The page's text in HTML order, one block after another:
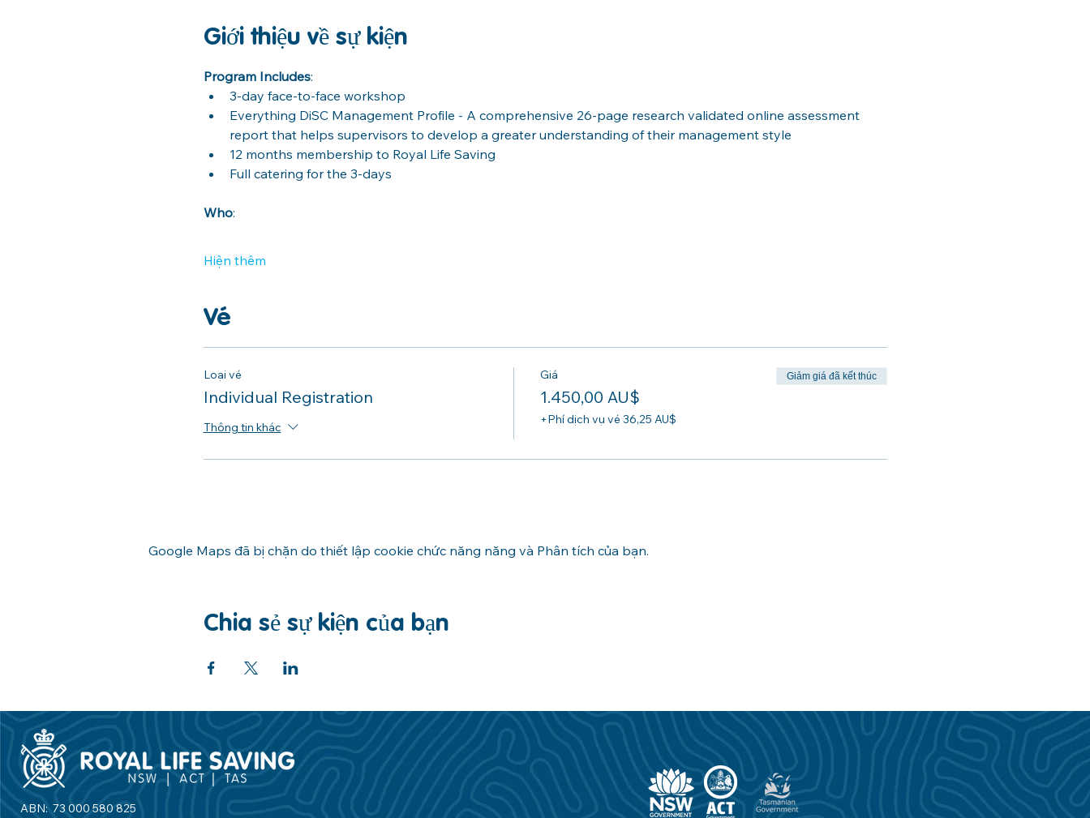
Giới thiệu về sự kiện
Program Includes:
3-day face-to-face workshop
Everything DiSC Management Profile - A comprehensive 26-page research validated online assessment
report that helps supervisors to develop a greater understanding of their management style
12 months membership to Royal Life Saving
Full catering for the 3-days
Who:
Hiện thêm
Vé
Loại vé
Individual Registration
Thông tin khác
Giá
1.450,00 AU$
+Phí dịch vụ vé 36,25 AU$
Giảm giá đã kết thúc
Google Maps đã bị chặn do thiết lập cookie chức năng năng và Phân tích của bạn.
Chia sẻ sự kiện của bạn
ABN: 73 000 580 825